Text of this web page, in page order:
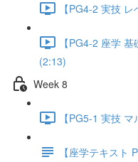
【PG4-2 実技
【PG4-2 座学
(2:13)
Week 8
【PG5-1 実技
【座学テキスト